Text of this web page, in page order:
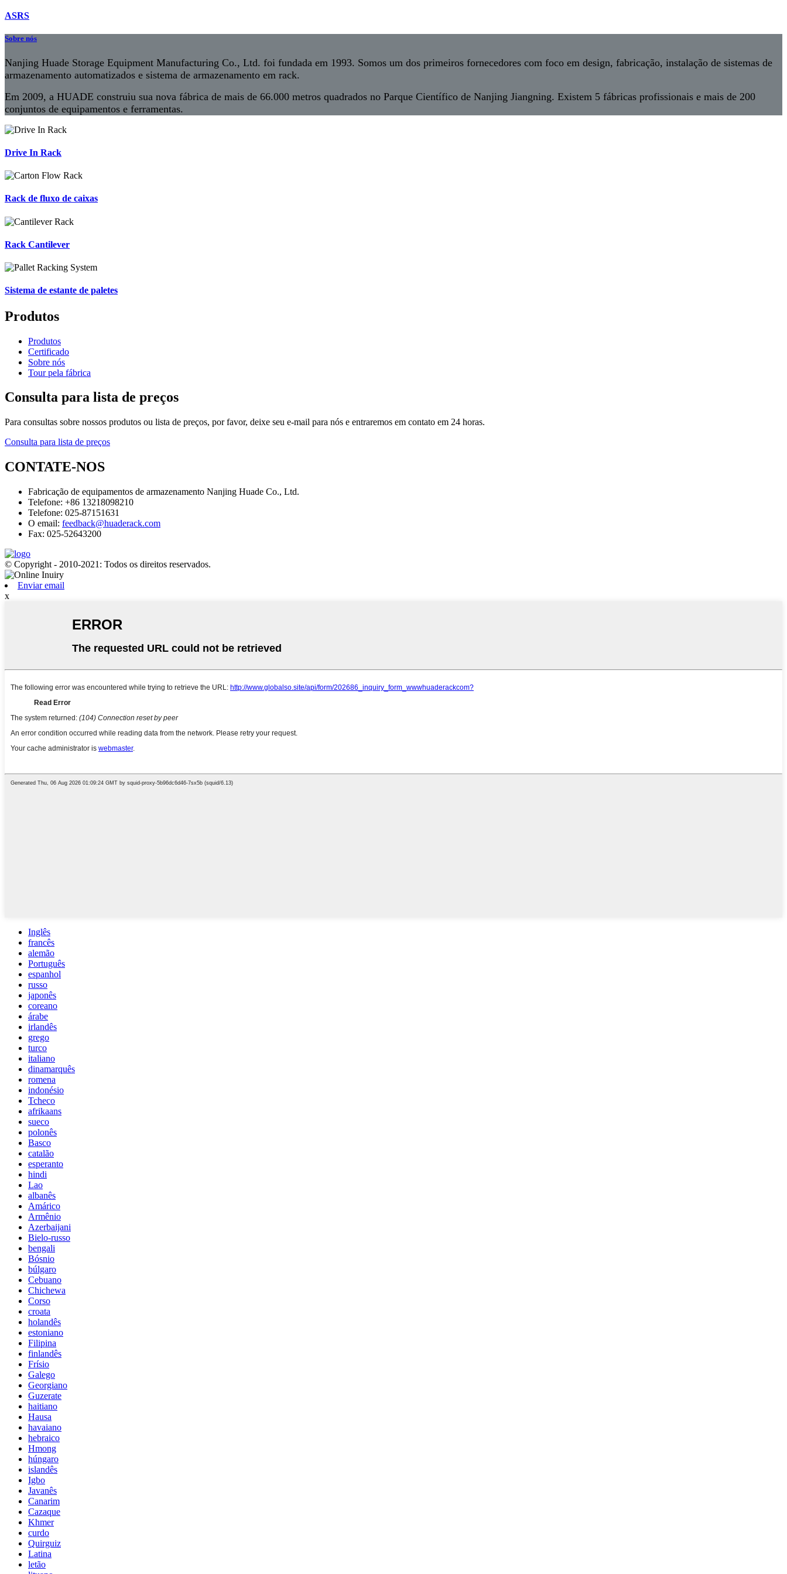
ASRS
Sobre nós
Nanjing Huade Storage Equipment Manufacturing Co., Ltd. foi fundada em 1993. Somos um dos primeiros fornecedores com foco em design, fabricação, instalação de sistemas de
armazenamento automatizados e sistema de armazenamento em rack.
Em 2009, a HUADE construiu sua nova fábrica de mais de 66.000 metros quadrados no Parque Científico de Nanjing Jiangning. Existem 5 fábricas profissionais e mais de 200
conjuntos de equipamentos e ferramentas.
Drive In Rack
Rack de fluxo de caixas
Rack Cantilever
Sistema de estante de paletes
Produtos
Produtos
Certificado
Sobre nós
Tour pela fábrica
Consulta para lista de preços
Para consultas sobre nossos produtos ou lista de preços, por favor, deixe seu e-mail para nós e entraremos em contato em 24 horas.
Consulta para lista de preços
CONTATE-NOS
Fabricação de equipamentos de armazenamento Nanjing Huade Co., Ltd.
Telefone: +86 13218098210
Telefone: 025-87151631
O email: feedback@huaderack.com
Fax: 025-52643200
© Copyright - 2010-2021: Todos os direitos reservados.
Enviar email
x
Inglês
francês
alemão
Português
espanhol
russo
japonês
coreano
árabe
irlandês
grego
turco
italiano
dinamarquês
romena
indonésio
Tcheco
afrikaans
sueco
polonês
Basco
catalão
esperanto
hindi
Lao
albanês
Amárico
Armênio
Azerbaijani
Bielo-russo
bengali
Bósnio
búlgaro
Cebuano
Chichewa
Corso
croata
holandês
estoniano
Filipina
finlandês
Frísio
Galego
Georgiano
Guzerate
haitiano
Hausa
havaiano
hebraico
Hmong
húngaro
islandês
Igbo
Javanês
Canarim
Cazaque
Khmer
curdo
Quirguiz
Latina
letão